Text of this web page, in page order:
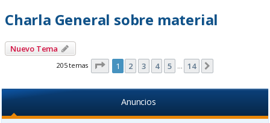
Charla General sobre material
Nuevo Tema
205 temas Página de 14
1 2 3 4 5 … 14
Anuncios